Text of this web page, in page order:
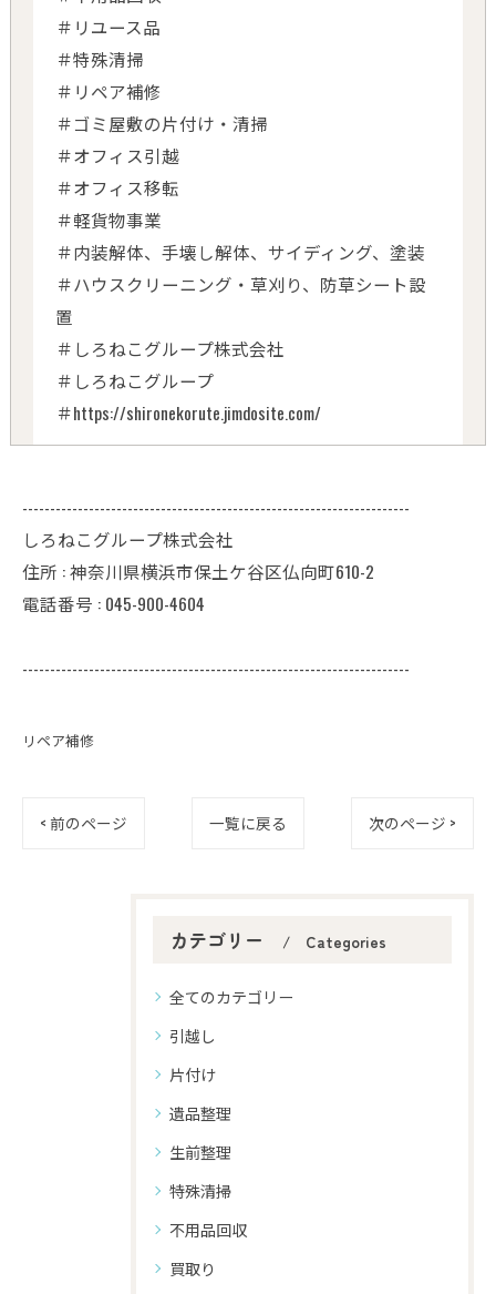
＃リユース品
＃特殊清掃
＃リペア補修
＃ゴミ屋敷の片付け・清掃
＃オフィス引越
＃オフィス移転
＃軽貨物事業
＃内装解体、手壊し解体、サイディング、塗装
＃ハウスクリーニング・草刈り、防草シート設
置
＃しろねこグループ株式会社
＃しろねこグループ
＃https://shironekorute.jimdosite.com/
----------------------------------------------------------------------
しろねこグループ株式会社
住所 : 神奈川県横浜市保土ケ谷区仏向町610-2
電話番号 : 045-900-4604
----------------------------------------------------------------------
リペア補修
< 前のページ 一覧に戻る 次のページ >
カテゴリー Categories
全てのカテゴリー
引越し
片付け
遺品整理
生前整理
特殊清掃
不用品回収
買取り